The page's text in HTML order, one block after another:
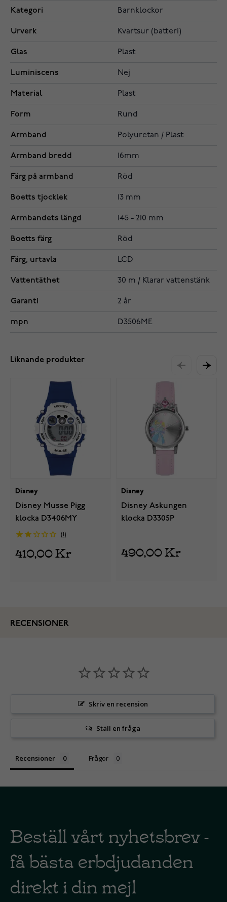
Kategori Barnklockor
Urverk Kvartsur (batteri)
Glas Plast
Luminiscens Nej
Material Plast
Form Rund
Armband Polyuretan / Plast
Armband bredd 16mm
Färg på armband Röd
Boetts tjocklek 13 mm
Armbandets längd 145 - 210 mm
Boetts färg Röd
Färg, urtavla LCD
Vattentäthet 30 m / Klarar vattenstänk
Garanti 2 år
mpn D3506ME
Liknande produkter
Disney
Disney Musse Pigg
klocka D3406MY
410,00 Kr
Disney
Disney Askungen
klocka D3305P
490,00 Kr
RECENSIONER
Skriv en recension
Ställ en fråga
Recensioner Frågor
Beställ vårt nyhetsbrev -
få bästa erbdjudanden
direkt i din mejl